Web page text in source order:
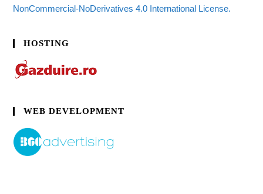
NonCommercial-NoDerivatives 4.0 International License.
HOSTING
WEB DEVELOPMENT